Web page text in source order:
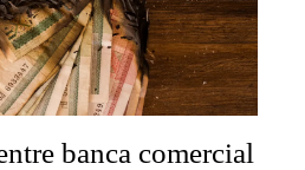
banca comercial